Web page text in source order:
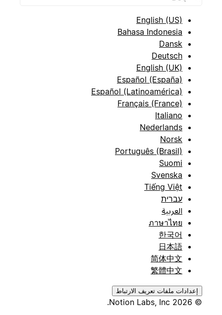
English (US)
Bahasa Indonesia
Dansk
Deutsch
English (UK)
Español (España)
Español (Latinoamérica)
Français (France)
Italiano
Nederlands
Norsk
Português (Brasil)
Suomi
Svenska
Tiếng Việt
עברית
العربية
ภาษาไทย
한국어
日本語
简体中文
繁體中文
إعدادات ملفات تعريف الارتباط